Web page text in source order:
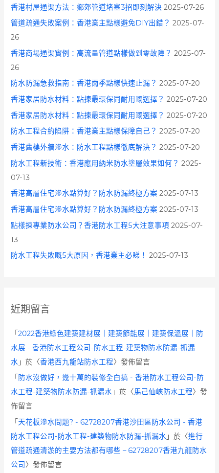
香港村屋通渠方法：鄉郊管道堵塞3招即刻解決 2025-07-26
管道疏通失敗案例：香港業主點樣避免DIY出錯？ 2025-07-
26
香港商場通渠實例：高流量管道點樣做到零故障？ 2025-07-
26
防水防漏急救指南：香港雨季點樣快速止漏？ 2025-07-20
香港家居防水材料：點揀最環保同耐用嘅選擇？ 2025-07-20
香港家居防水材料：點揀最環保同耐用嘅選擇？ 2025-07-20
防水工程合約陷阱：香港業主點樣保障自己？ 2025-07-20
香港舊樓外牆滲水：防水工程點樣徹底解決？ 2025-07-20
防水工程新技術：香港應用納米防水塗層效果如何？ 2025-
07-13
香港高層住宅滲水點算好？防水防漏終極方案 2025-07-13
香港高層住宅滲水點算好？防水防漏終極方案 2025-07-13
點樣揀專業防水公司？香港防水工程5大注意事項 2025-07-
13
防水工程失敗嘅5大原因，香港業主必睇！
2025-07-13
近期留言
「2022香港綠色建築建材展｜建築節能展｜建築保溫展｜防
水展 - 香港防水工程公司-防水工程-建築物防水防漏-抓漏
水 」於〈香港西九龍站防水工程〉發佈留言
「 防水沒做好，幾十萬的裝修全白搞 - 香港防水工程公司-防
水工程-建築物防水防漏-抓漏水 」於〈馬己仙峽防水工程〉發
佈留言
「 天花板滲水問題? - 62728207香港沙田區防水公司 - 香港
防水工程公司-防水工程-建築物防水防漏-抓漏水 」於〈進行
管道疏通清淤的主要方法都有哪些 – 62728207香港九龍防水
公司 〉發佈留言